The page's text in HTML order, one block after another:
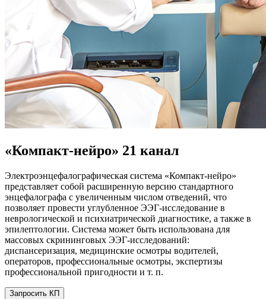
«Компакт-нейро» 21 канал
Электроэнцефалографическая система «Компакт-нейро»
представляет собой расширенную версию стандартного
энцефалографа с увеличенным числом отведений, что
позволяет провести углубленное ЭЭГ-исследование в
неврологической и психиатрической диагностике, а также в
эпилептологии. Система может быть использована для
массовых скрининговых ЭЭГ-исследований:
диспансеризация, медицинские осмотры водителей,
операторов, профессиональные осмотры, экспертизы
профессиональной пригодности и т. п.
Запросить КП